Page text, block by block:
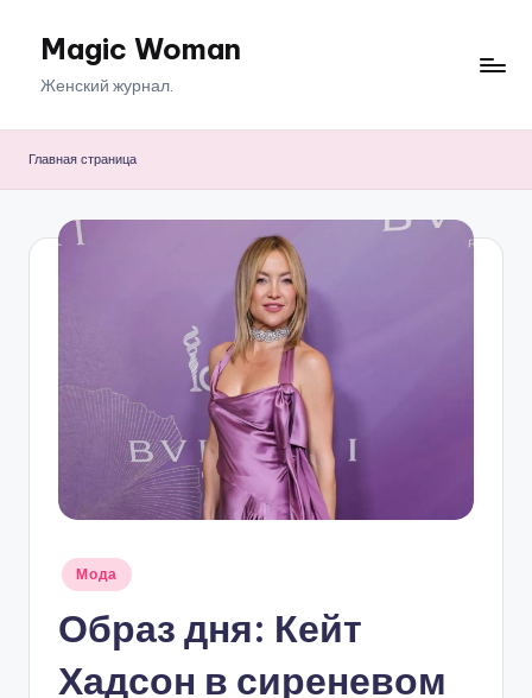
ПерейтиMagic Woman
Женский журнал.
Главная страница
Опубликовано
Мода
Образ дня: Кейт
Хадсон в сиреневом